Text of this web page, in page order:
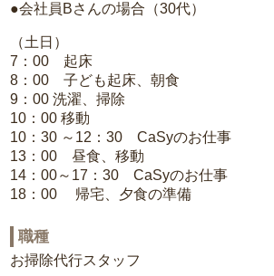
●会社員Bさんの場合（30代）
（土日）
7：00 起床
8：00 子ども起床、朝食
9：00 洗濯、掃除
10：00 移動
10：30 ～12：30 CaSyのお仕事
13：00 昼食、移動
14：00～17：30 CaSyのお仕事
18：00 帰宅、夕食の準備
職種
お掃除代行スタッフ